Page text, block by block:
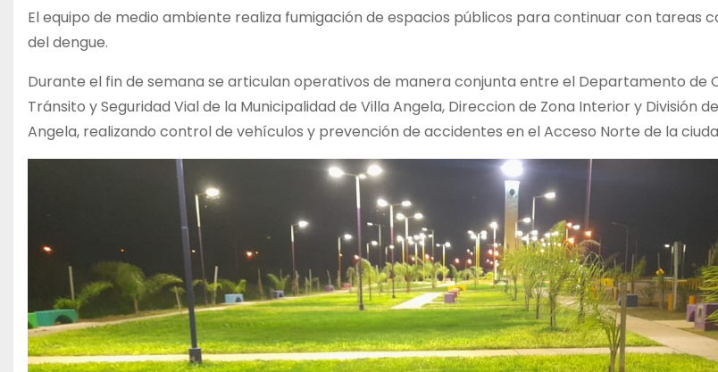
El equipo de medio ambiente realiza fumigación de espacios públicos para continuar con tareas
del dengue.
Durante el fin de semana se articulan operativos de manera conjunta entre el Departamento de
Tránsito y Seguridad Vial de la Municipalidad de Villa Angela, Direccion de Zona Interior y División
Angela, realizando control de vehículos y prevención de accidentes en el Acceso Norte de la